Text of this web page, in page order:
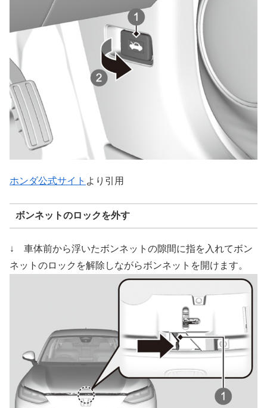
ホンダ公式サイト より引用
ボンネットのロックを外す
↓ 車体前から浮いたボンネットの隙間に指を入れてボン
ネットのロックを解除しながらボンネットを開けます。